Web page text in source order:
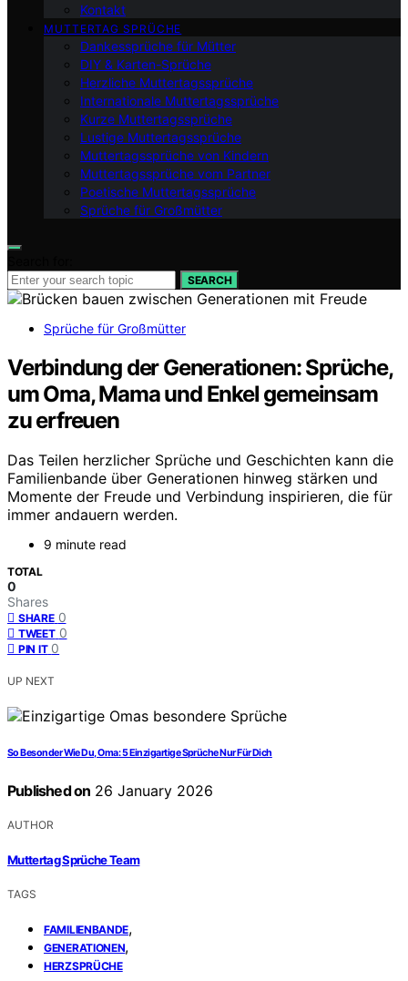
Kontakt
MUTTERTAG SPRÜCHE
Dankessprüche für Mütter
DIY & Karten-Sprüche
Herzliche Muttertagssprüche
Internationale Muttertagssprüche
Kurze Muttertagssprüche
Lustige Muttertagssprüche
Muttertagssprüche von Kindern
Muttertagssprüche vom Partner
Poetische Muttertagssprüche
Sprüche für Großmütter
SEARCH
Sprüche für Großmütter
Verbindung der Generationen: Sprüche,
um Oma, Mama und Enkel gemeinsam
zu erfreuen
Das Teilen herzlicher Sprüche und Geschichten kann die
Familienbande über Generationen hinweg stärken und
Momente der Freude und Verbindung inspirieren, die für
immer andauern werden.
9 minute read
TOTAL
0
Shares
SHARE 0
TWEET 0
PIN IT 0
UP NEXT
So Besonder Wie Du, Oma: 5 Einzigartige Sprüche Nur Für Dich
Published on 26 January 2026
AUTHOR
Muttertag Sprüche Team
TAGS
FAMILIENBANDE,
GENERATIONEN,
HERZSPRÜCHE